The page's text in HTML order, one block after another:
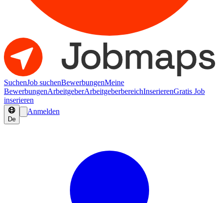
SuchenJob suchenBewerbungenMeine
BewerbungenArbeitgeberArbeitgeberbereichInserierenGratis Job
inserieren
De
Anmelden